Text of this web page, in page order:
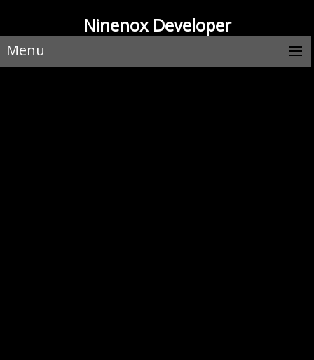
Ninenox Developer
Menu